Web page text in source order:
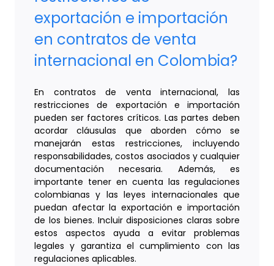
exportación e importación
en contratos de venta
internacional en Colombia?
En contratos de venta internacional, las
restricciones de exportación e importación
pueden ser factores críticos. Las partes deben
acordar cláusulas que aborden cómo se
manejarán estas restricciones, incluyendo
responsabilidades, costos asociados y cualquier
documentación necesaria. Además, es
importante tener en cuenta las regulaciones
colombianas y las leyes internacionales que
puedan afectar la exportación e importación
de los bienes. Incluir disposiciones claras sobre
estos aspectos ayuda a evitar problemas
legales y garantiza el cumplimiento con las
regulaciones aplicables.